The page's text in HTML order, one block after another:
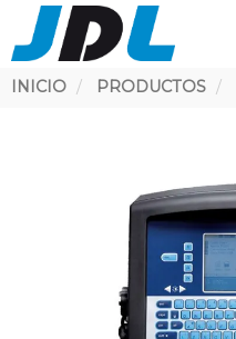
Ruta
INICIO PRODUCTOS